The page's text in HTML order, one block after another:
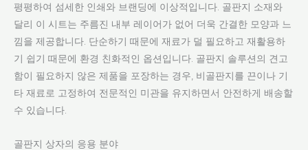
평평하여 섬세한 인쇄와 브랜딩에 이상적입니다. 골판지 소재와
달리 이 시트는 주름진 내부 레이어가 없어 더욱 간결한 모양과 느
낌을 제공합니다. 단순하기 때문에 재료가 덜 필요하고 재활용하
기 쉽기 때문에 환경 친화적인 옵션입니다. 골판지 솔루션의 견고
함이 필요하지 않은 제품을 포장하는 경우, 비골판지를 끈이나 기
타 재료로 고정하여 전문적인 미관을 유지하면서 안전하게 배송할
수 있습니다.
골판지 상자의 응용 분야